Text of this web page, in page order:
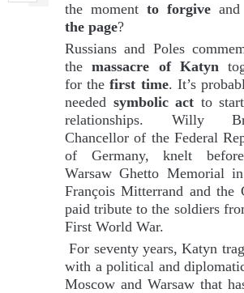
the moment to forgive and
the page?
Russians and Poles
themassacre of Katyn
for thefirst time. It’s
needed symbolic act to
relationships. Willy
Chancellor of the Federal
of Germany, knelt
Warsaw Ghetto Memorial
François Mitterrand and the
paid tribute to the soldiers
First World War.
For seventy years, Katyn
with a political and
Moscow and Warsaw that